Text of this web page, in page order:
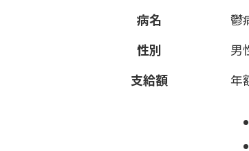
病名
鬱
性別
男
支給額
年